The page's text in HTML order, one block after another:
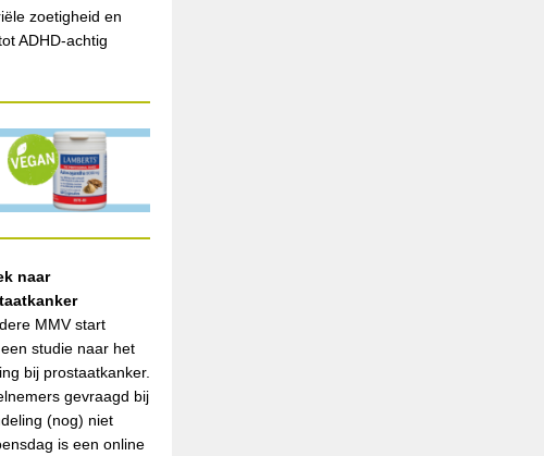
zoetigheid en
ADHD-achtig
naar
MMV start
studie naar het
bij prostaatkanker.
gevraagd bij
(nog) niet
is een online